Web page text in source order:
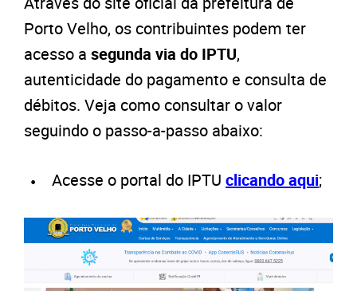
Porto Velho, os contribuintes podem ter
acesso a segunda via do IPTU,
autenticidade do pagamento e consulta de
débitos. Veja como consultar o valor
seguindo o passo-a-passo abaixo:
Acesse o portal do IPTU clicando aqui;